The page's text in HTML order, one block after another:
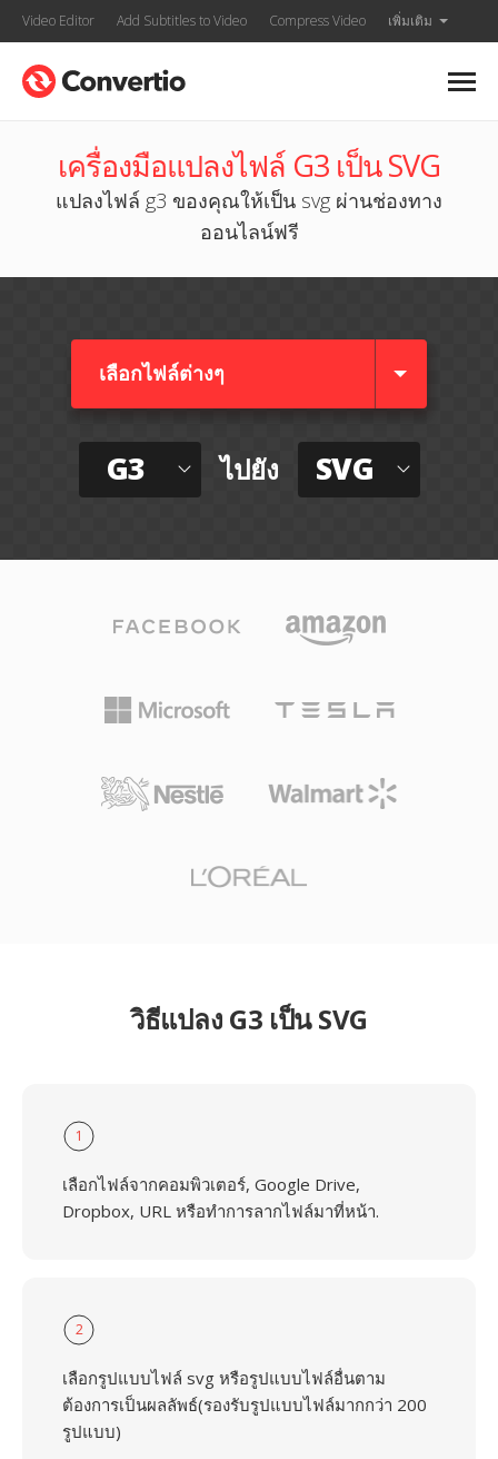
Video Editor Add Subtitles to Video Compress Video เพิ่มเติม
เครื่องมือแปลงไฟล์ G3 เป็น SVG
แปลงไฟล์ g3 ของคุณให้เป็น svg ผ่านช่องทาง
ออนไลน์ฟรี
เลือกไฟล์ต่างๆ​
G3 ไปยัง SVG
วิธีแปลง G3 เป็น SVG
1
เลือกไฟล์จากคอมพิวเตอร์, Google Drive,
Dropbox, URL หรือทำการลากไฟล์มาที่หน้า.
2
เลือกรูปแบบไฟล์ svg หรือรูปแบบไฟล์อื่นตาม
ต้องการเป็นผลลัพธ์(รองรับรูปแบบไฟล์มากกว่า 200
รูปแบบ)